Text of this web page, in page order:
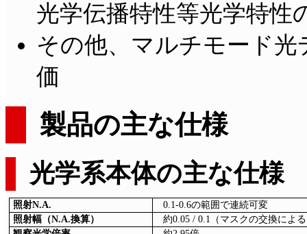
光学伝播特性等光学特性
その他、マルチモード
価
製品の主な仕様
光学系本体の主な仕様
照射N.A.
0.1-0.6の範囲で連続可変
照射幅（N.A.換算）
約0.05 / 0.1（マスクの交換によ